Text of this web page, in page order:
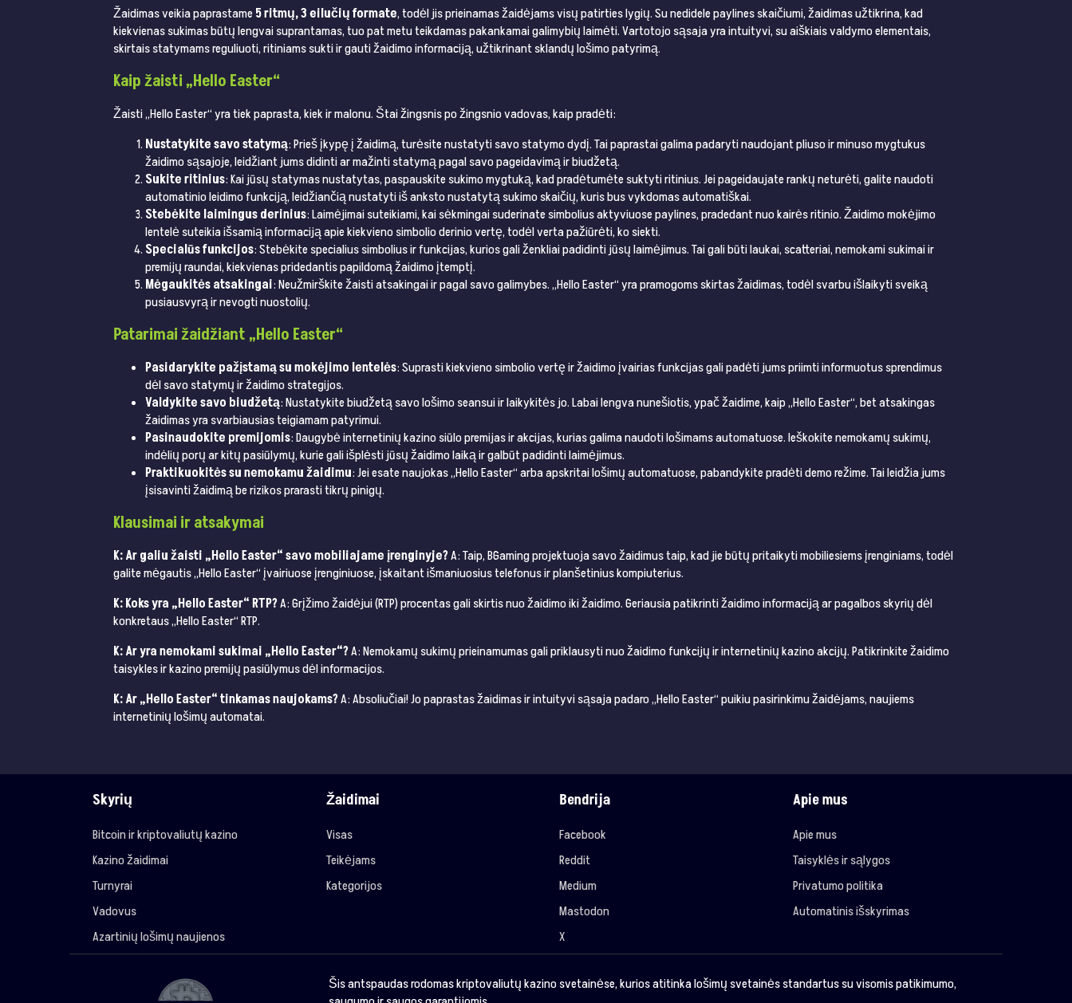
Žaidimas veikia paprastame5 ritmų, 3 eilučių formate, todėl jis prieinamas žaidėjams visų patirties lygių. Su nedidele paylines skaičiumi, žaidimas užtikrina, kad
kiekvienas sukimas būtų lengvai suprantamas, tuo pat metu teikdamas pakankamai galimybių laimėti. Vartotojo sąsaja yra intuityvi, su aiškiais valdymo elementais,
skirtais statymams reguliuoti, ritiniams sukti ir gauti žaidimo informaciją, užtikrinant sklandų lošimo patyrimą.
Kaip žaisti „Hello Easter“
Žaisti „Hello Easter“ yra tiek paprasta, kiek ir malonu. Štai žingsnis po žingsnio vadovas, kaip pradėti:
Nustatykite savo statymą: Prieš įkypę į žaidimą, turėsite nustatyti savo statymo dydį. Tai paprastai galima padaryti naudojant pliuso ir minuso mygtukus
žaidimo sąsajoje, leidžiant jums didinti ar mažinti statymą pagal savo pageidavimą ir biudžetą.
Sukite ritinius: Kai jūsų statymas nustatytas, paspauskite sukimo mygtuką, kad pradėtumėte suktyti ritinius. Jei pageidaujate rankų neturėti, galite naudoti
automatinio leidimo funkciją, leidžiančią nustatyti iš anksto nustatytą sukimo skaičių, kuris bus vykdomas automatiškai.
Stebėkite laimingus derinius: Laimėjimai suteikiami, kai sėkmingai suderinate simbolius aktyviuose paylines, pradedant nuo kairės ritinio. Žaidimo mokėjimo
lentelė suteikia išsamią informaciją apie kiekvieno simbolio derinio vertę, todėl verta pažiūrėti, ko siekti.
Specialūs funkcijos: Stebėkite specialius simbolius ir funkcijas, kurios gali ženkliai padidinti jūsų laimėjimus. Tai gali būti laukai, scatteriai, nemokami sukimai ir
premijų raundai, kiekvienas pridedantis papildomą žaidimo įtemptį.
Mėgaukitės atsakingai: Neužmirškite žaisti atsakingai ir pagal savo galimybes. „Hello Easter“ yra pramogoms skirtas žaidimas, todėl svarbu išlaikyti sveiką
pusiausvyrą ir nevogti nuostolių.
Patarimai žaidžiant „Hello Easter“
Pasidarykite pažįstamą su mokėjimo lentelės: Suprasti kiekvieno simbolio vertę ir žaidimo įvairias funkcijas gali padėti jums priimti informuotus sprendimus
dėl savo statymų ir žaidimo strategijos.
Valdykite savo biudžetą: Nustatykite biudžetą savo lošimo seansui ir laikykitės jo. Labai lengva nunešiotis, ypač žaidime, kaip „Hello Easter“, bet atsakingas
žaidimas yra svarbiausias teigiamam patyrimui.
Pasinaudokite premijomis: Daugybė internetinių kazino siūlo premijas ir akcijas, kurias galima naudoti lošimams automatuose. Ieškokite nemokamų sukimų,
indėlių porų ar kitų pasiūlymų, kurie gali išplėsti jūsų žaidimo laiką ir galbūt padidinti laimėjimus.
Praktikuokitės su nemokamu žaidimu: Jei esate naujokas „Hello Easter“ arba apskritai lošimų automatuose, pabandykite pradėti demo režime. Tai leidžia jums
įsisavinti žaidimą be rizikos prarasti tikrų pinigų.
Klausimai ir atsakymai
K: Ar galiu žaisti „Hello Easter“ savo mobiliajame įrenginyje?A: Taip, BGaming projektuoja savo žaidimus taip, kad jie būtų pritaikyti mobiliesiems įrenginiams, todėl
galite mėgautis „Hello Easter“ įvairiuose įrenginiuose, įskaitant išmaniuosius telefonus ir planšetinius kompiuterius.
K: Koks yra „Hello Easter“ RTP?A: Grįžimo žaidėjui (RTP) procentas gali skirtis nuo žaidimo iki žaidimo. Geriausia patikrinti žaidimo informaciją ar pagalbos skyrių dėl
konkretaus „Hello Easter“ RTP.
K: Ar yra nemokami sukimai „Hello Easter“?A: Nemokamų sukimų prieinamumas gali priklausyti nuo žaidimo funkcijų ir internetinių kazino akcijų. Patikrinkite žaidimo
taisykles ir kazino premijų pasiūlymus dėl informacijos.
K: Ar „Hello Easter“ tinkamas naujokams?A: Absoliučiai! Jo paprastas žaidimas ir intuityvi sąsaja padaro „Hello Easter“ puikiu pasirinkimu žaidėjams, naujiems
internetinių lošimų automatai.
Skyrių
Bitcoin ir kriptovaliutų kazino
Kazino žaidimai
Turnyrai
Vadovus
Azartinių lošimų naujienos
Žaidimai
Visas
Teikėjams
Kategorijos
Bendrija
Facebook
Reddit
Medium
Mastodon
X
Apie mus
Apie mus
Taisyklės ir sąlygos
Privatumo politika
Automatinis išskyrimas
Šis antspaudas rodomas kriptovaliutų kazino svetainėse, kurios atitinka lošimų svetainės standartus su visomis patikimumo,